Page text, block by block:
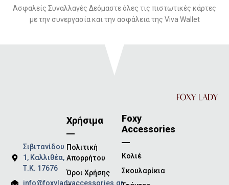
Ασφαλείς Συναλλαγές Δεόμαστε όλες τις πιστωτικές κάρτες
με την συνεργασία και την ασφάλεια της Viva Wallet
Σιβιτανίδου
1, Καλλιθέα,
Τ.Κ. 17676
info@foxyladyaccessories.gr
Foxy
Accessories
Κολιέ
Σκουλαρίκια
Χρήσιμα
Πολιτική
Απορρήτου
Όροι Χρήσης